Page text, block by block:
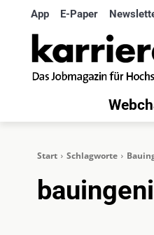
App E-Paper
Start Schlagworte